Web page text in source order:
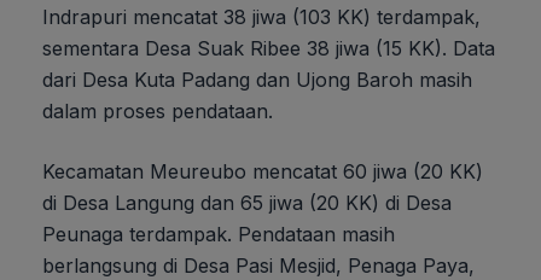
Indrapuri mencatat 38 jiwa (103 KK) terdampak,
sementara Desa Suak Ribee 38 jiwa (15 KK). Data
dari Desa Kuta Padang dan Ujong Baroh masih
dalam proses pendataan.
Kecamatan Meureubo mencatat 60 jiwa (20 KK)
di Desa Langung dan 65 jiwa (20 KK) di Desa
Peunaga terdampak. Pendataan masih
berlangsung di Desa Pasi Mesjid, Penaga Paya,